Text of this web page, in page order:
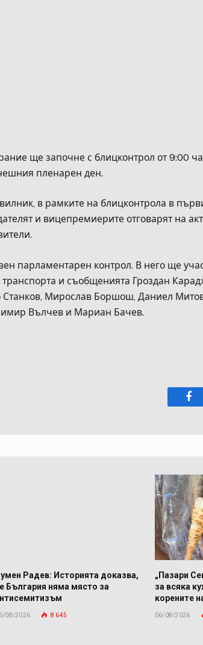
ще започне с блицконтрол от 9:00
пленарен ден.
в рамките на блицконтрола в
и вицепремиерите отговарят на
парламентарен контрол. В него ще
и съобщенията Гроздан
Мирослав Боршош, Даниел
Вълчев и Мариан Бачев.
Радев: Историята доказва,
България няма място за
08/2026 8 645
„Пазари
за всяка
корените
06/08/2026